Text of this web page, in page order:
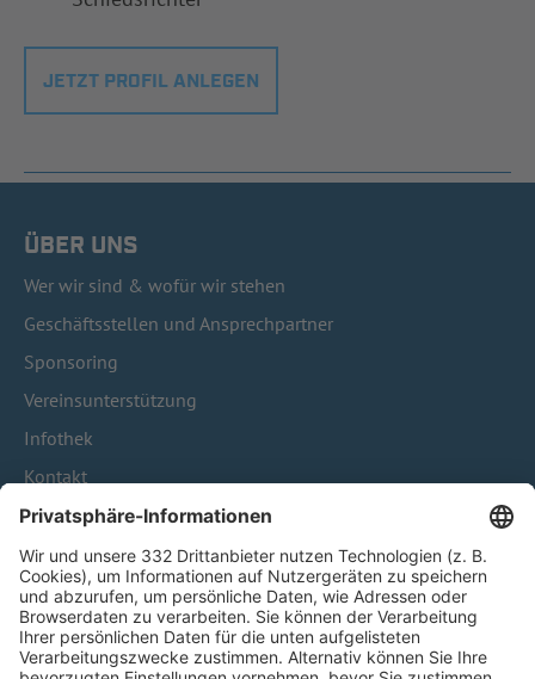
JETZT PROFIL ANLEGEN
ÜBER UNS
Wer wir sind & wofür wir stehen
Geschäftsstellen und Ansprechpartner
Sponsoring
Vereinsunterstützung
Infothek
Kontakt
HÄUFIG BESUCHTE SEITEN
Pässe und Vereinswechsel
Trainerausbildung
Schulungsangebot Vereinsmitarbeiter